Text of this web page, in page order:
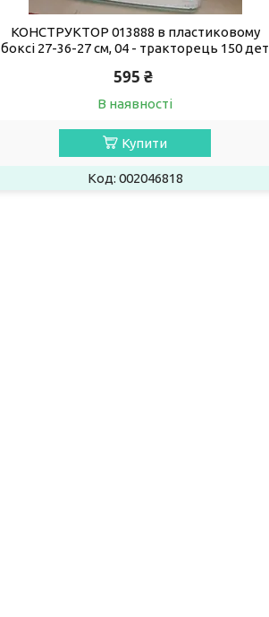
КОНСТРУКТОР 013888 в пластиковому
боксі 27-36-27 см, 04 - тракторець 150 дет
595 ₴
В наявності
Купити
002046818